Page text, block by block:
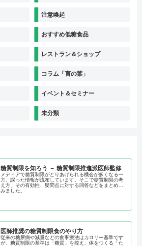
注意喚起
おすすめ低糖食品
レストラン＆ショップ
コラム「言の葉」
イベント＆セミナー
未分類
糖質制限を知ろう － 糖質制限推進派医師監修
メディアで糖質制限がとりあげられる機会が多くなる一
方、誤った情報が流布しています。そこで糖質制限の考
え方、その有効性、疑問点に対する回答などをまとめて
みました。
医師推奨の糖質制限食のやり方
従来の糖尿病や減量などの食事療法はカロリー基準です
が、糖質制限の基準は「糖質」を控え、体をつくる「た